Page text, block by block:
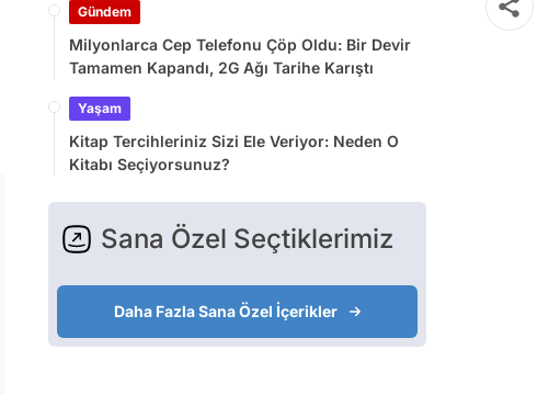
Gündem
Milyonlarca Cep Telefonu Çöp Oldu: Bir Devir
Tamamen Kapandı, 2G Ağı Tarihe Karıştı
Yaşam
Kitap Tercihleriniz Sizi Ele Veriyor: Neden O
Kitabı Seçiyorsunuz?
Sana Özel Seçtiklerimiz
Daha Fazla Sana Özel İçerikler